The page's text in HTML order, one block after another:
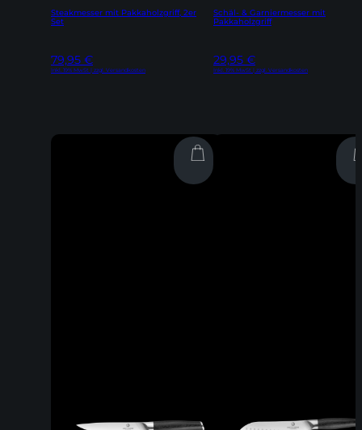
Steakmesser mit Pakkaholzgriff, 2er
Set
79,95 €
Inkl. 19% MwSt | zzgl. Versandkosten
Schäl- & Garniermesser mit
Pakkaholzgriff
29,95 €
Inkl. 19% MwSt | zzgl. Versandkosten